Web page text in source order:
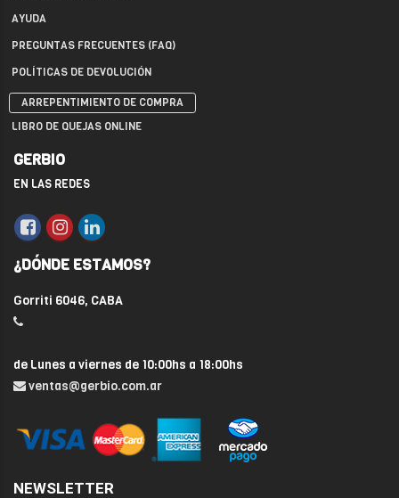
AYUDA
PREGUNTAS FRECUENTES (FAQ)
POLÍTICAS DE DEVOLUCIÓN
ARREPENTIMIENTO DE COMPRA
LIBRO DE QUEJAS ONLINE
GERBIO
EN LAS REDES
¿DÓNDE ESTAMOS?
Gorriti 6046, CABA
de Lunes a viernes de 10:00hs a 18:00hs
ventas@gerbio.com.ar
NEWSLETTER